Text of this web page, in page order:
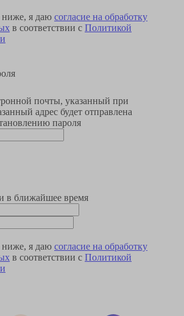
я даю согласие на обработку
в соответствии с Политикой
почты, указанный при
адрес будет отправлена
пароля
в ближайшее время
я даю согласие на обработку
в соответствии с Политикой